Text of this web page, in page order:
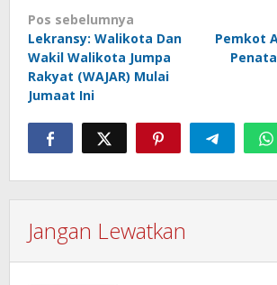
Navigasi
pos
Pos sebelumnya
Lekransy: Walikota Dan
Wakil Walikota Jumpa
Rakyat (WAJAR) Mulai
Jumaat Ini
Pemkot
Jangan Lewatkan